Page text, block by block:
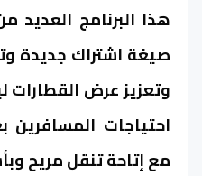
هذا البرنامج العديد
صيغة اشتراك جديدة
وتعزيز عرض
احتياجات
مع إتاحة تنقل مريح